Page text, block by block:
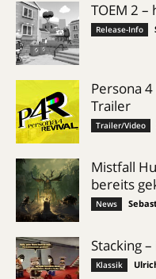
TOEM 2
Release-Info
Persona
Trailer
Trailer/Video
Mistfall
bereits
News
Stacking
Klassik